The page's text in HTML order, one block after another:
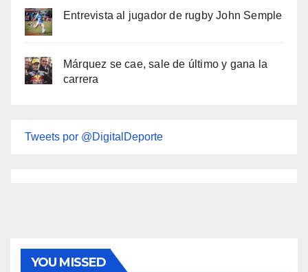
Entrevista al jugador de rugby John Semple
Márquez se cae, sale de último y gana la
carrera
Tweets por @DigitalDeporte
YOU MISSED